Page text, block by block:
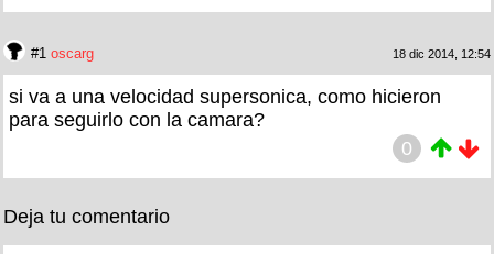
#1 oscarg 18 dic 2014, 12:54
si va a una velocidad supersonica, como hicieron
para seguirlo con la camara?
0
Deja tu comentario